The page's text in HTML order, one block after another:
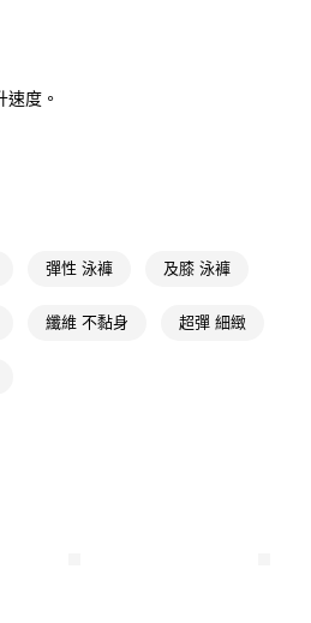
證，即可結帳。
再付款。
額後，即可完成結帳。
點擊此簡訊中的連結，可透過四大超商／
付款，方視為交易完成。
消之訂單仍視為有效，需透過AFTEE先享
上)免運費
度。
彈性 泳褲 及膝 泳褲
纖維 不黏身 超彈 細緻